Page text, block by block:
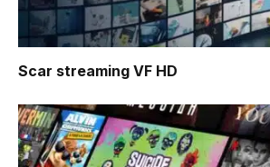
Scar streaming VF HD